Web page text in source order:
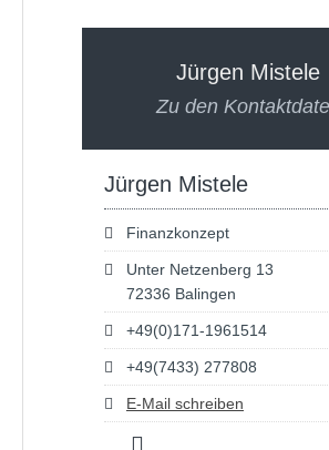
Jürgen Mistele
Zu den
Jürgen Mistele
Finanzkonzept
Unter Netzenberg 13
72336 Balingen
+49(0)171-1961514
+49(7433) 277808
E-Mail schreiben